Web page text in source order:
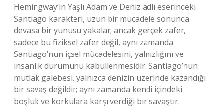
Hemingway’in Yaşlı Adam ve Deniz adlı eserindeki
Santiago karakteri, uzun bir mücadele sonunda
devasa bir yunusu yakalar; ancak gerçek zafer,
sadece bu fiziksel zafer değil, aynı zamanda
Santiago’nun içsel mücadelesini, yalnızlığını ve
insanlık durumunu kabullenmesidir. Santiago’nun
mutlak galebesi, yalnızca denizin üzerinde kazandığı
bir savaş değildir; aynı zamanda kendi içindeki
boşluk ve korkulara karşı verdiği bir savaştır.